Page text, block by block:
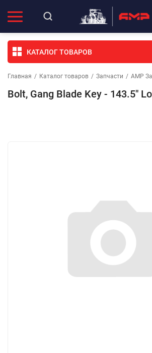
КАТАЛОГ ТОВАРОВ
Главная / Каталог товаров / Запчасти / АМР
Bolt, Gang Blade Key - 143.5"